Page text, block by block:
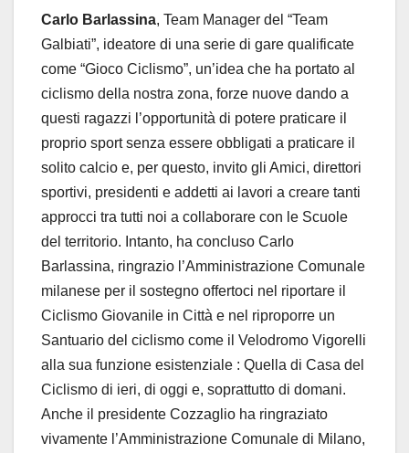
Carlo Barlassina, Team Manager del “Team
Galbiati”, ideatore di una serie di gare qualificate
come “Gioco Ciclismo”, un’idea che ha portato al
ciclismo della nostra zona, forze nuove dando a
questi ragazzi l’opportunità di potere praticare il
proprio sport senza essere obbligati a praticare il
solito calcio e, per questo, invito gli Amici, direttori
sportivi, presidenti e addetti ai lavori a creare tanti
approcci tra tutti noi a collaborare con le Scuole
del territorio. Intanto, ha concluso Carlo
Barlassina, ringrazio l’Amministrazione Comunale
milanese per il sostegno offertoci nel riportare il
Ciclismo Giovanile in Città e nel riproporre un
Santuario del ciclismo come il Velodromo Vigorelli
alla sua funzione esistenziale : Quella di Casa del
Ciclismo di ieri, di oggi e, soprattutto di domani.
Anche il presidente Cozzaglio ha ringraziato
vivamente l’Amministrazione Comunale di Milano,